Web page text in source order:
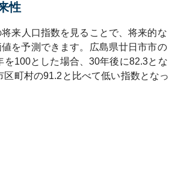
性
将来人口指数を見ることで、将来的な
を予測できます。
広島県廿日市市の
を100とした場合、30年後に82.3とな
区町村の91.2 と比べて低い指数となっ